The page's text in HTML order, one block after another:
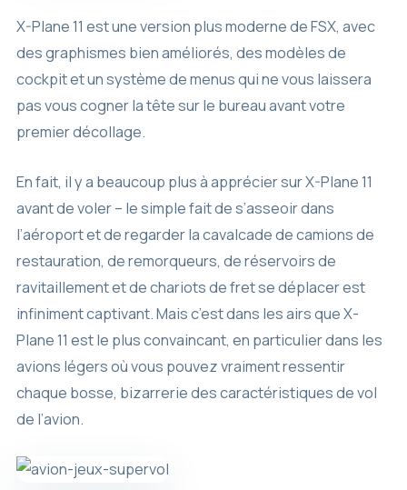
X-Plane 11 est une version plus moderne de FSX, avec
des graphismes bien améliorés, des modèles de
cockpit et un système de menus qui ne vous laissera
pas vous cogner la tête sur le bureau avant votre
premier décollage.
En fait, il y a beaucoup plus à apprécier sur X-Plane 11
avant de voler – le simple fait de s’asseoir dans
l’aéroport et de regarder la cavalcade de camions de
restauration, de remorqueurs, de réservoirs de
ravitaillement et de chariots de fret se déplacer est
infiniment captivant. Mais c’est dans les airs que X-
Plane 11 est le plus convaincant, en particulier dans les
avions légers où vous pouvez vraiment ressentir
chaque bosse, bizarrerie des caractéristiques de vol
de l’avion.